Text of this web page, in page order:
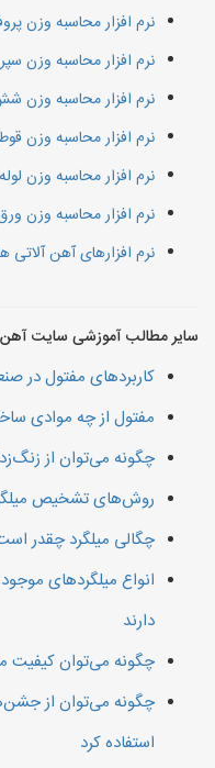
نرم افزار محاسبه وزن
نرم افزار محاسبه وزن
نرم افزار محاسبه وزن
نرم افزار محاسبه وزن
نرم افزار محاسبه وزن لوله
نرم افزار محاسبه وزن
نرم افزارهای آهن آلاتی
سایر مطالب آموزشی سایت آهن
کاربردهای مفتول
مفتول از چه موادی
چگونه می‌توان از
روش‌های تشخیص
چگالی میلگرد چقدر
انواع میلگردهای
دارند
چگونه می‌توان کیفیت
چگونه می‌توان از
استفاده کرد